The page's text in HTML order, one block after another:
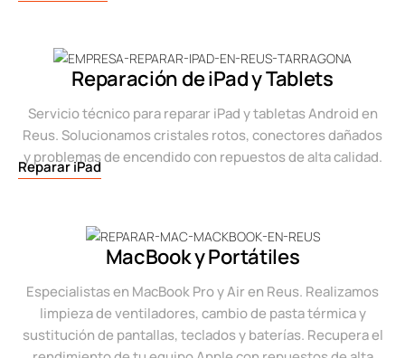
Reparación de iPad y Tablets
Servicio técnico para reparar iPad y tabletas Android en
Reus. Solucionamos cristales rotos, conectores dañados
y problemas de encendido con repuestos de alta calidad.
Reparar iPad
MacBook y Portátiles
Especialistas en MacBook Pro y Air en Reus. Realizamos
limpieza de ventiladores, cambio de pasta térmica y
sustitución de pantallas, teclados y baterías. Recupera el